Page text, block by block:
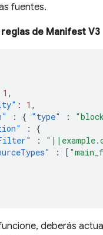
fuentes.
de Manifest V3
1 ,
: 1 ,
: { "type" :
:
{
:
: [
deberás